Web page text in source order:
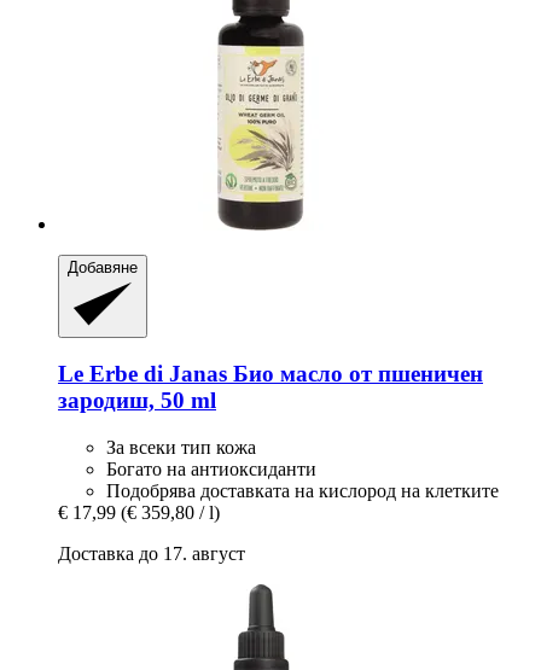
Добавяне
Le Erbe di Janas Био масло от пшеничен
зародиш, 50 ml
За всеки тип кожа
Богато на антиоксиданти
Подобрява доставката на кислород на клетките
€ 17,99 (€ 359,80 / l)
Доставка до 17. август